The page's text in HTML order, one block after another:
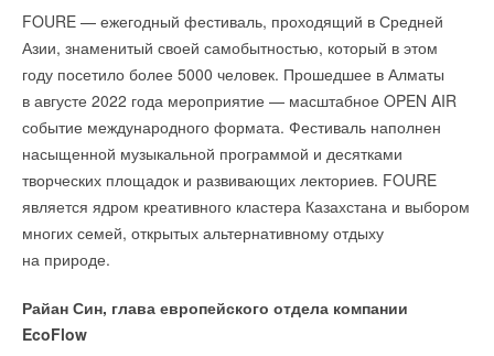
FOURE — ежегодный фестиваль, проходящий в Средней
Азии, знаменитый своей самобытностью, который в этом
году посетило более 5000 человек. Прошедшее в Алматы
в августе 2022 года мероприятие — масштабное OPEN AIR
событие международного формата. Фестиваль наполнен
насыщенной музыкальной программой и десятками
творческих площадок и развивающих лекториев. FOURE
является ядром креативного кластера Казахстана и выбором
многих семей, открытых альтернативному отдыху
на природе.
Райан Син, глава европейского отдела компании
EcoFlow
лабораторию, где завершат разработку экологичной
технологии получения уникального российского
полиуретана, способного заместить импорт », — сказали
в пресс-службе.
В ЮУрГУ пояснили, что открытие новой лаборатории
запланировано к концу 2022 года при помощи гранта
Уральского межрегионального научно-образовательного
центра мирового уровня «Передовые производственные
технологии и материалы» (УМНОЦ) и финансовой
завершения всех необходимых исследований новое
производство также будет в Челябинске.
Международная выставкаMACHINERY/ELECTRO&HEAT
GENERATION 2022— это уникальная возможность встречи
с целевым посетителем-конечным потребителем,
заинтересованным в приобретении продукции для
строительства, ремонта, модернизации котельных, ТЭЦ,
ТЭС, ГРЭС, автономных энергоцентров объектов генерации
коммунального сектора, промышленных предприятий,
гражданских объектов и их автономного энергоснабжения.